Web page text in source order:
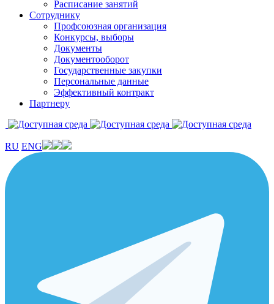
Расписание занятий
Сотруднику
Профсоюзная организация
Конкурсы, выборы
Документы
Документооборот
Государственные закупки
Персональные данные
Эффективный контракт
Партнеру
RU ENG